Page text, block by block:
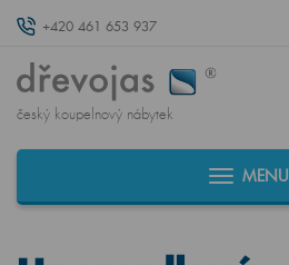
+420 461 653 937
český koupelnový nábytek
MENU